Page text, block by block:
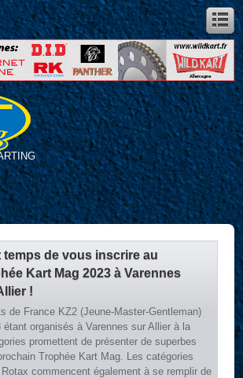
temps de vous inscrire au
Kart Mag 2023 à Varennes
!
de France KZ2 (Jeune-Master-Gentleman)
étant organisés à Varennes sur Allier à la
promettent de présenter de superbes
Trophée Kart Mag. Les catégories
commencent également à se remplir de